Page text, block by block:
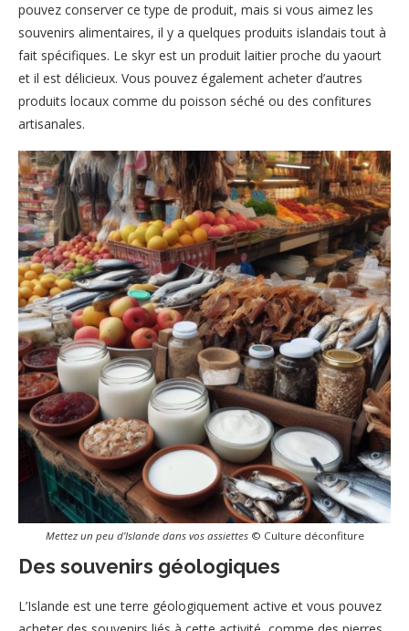
pouvez conserver ce type de produit, mais si vous aimez les
souvenirs alimentaires, il y a quelques produits islandais tout à
fait spécifiques. Le skyr est un produit laitier proche du yaourt
et il est délicieux. Vous pouvez également acheter d’autres
produits locaux comme du poisson séché ou des confitures
artisanales.
Mettez un peu d’Islande dans vos assiettes© Culture déconfiture
Des souvenirs géologiques
L’Islande est une terre géologiquement active et vous pouvez